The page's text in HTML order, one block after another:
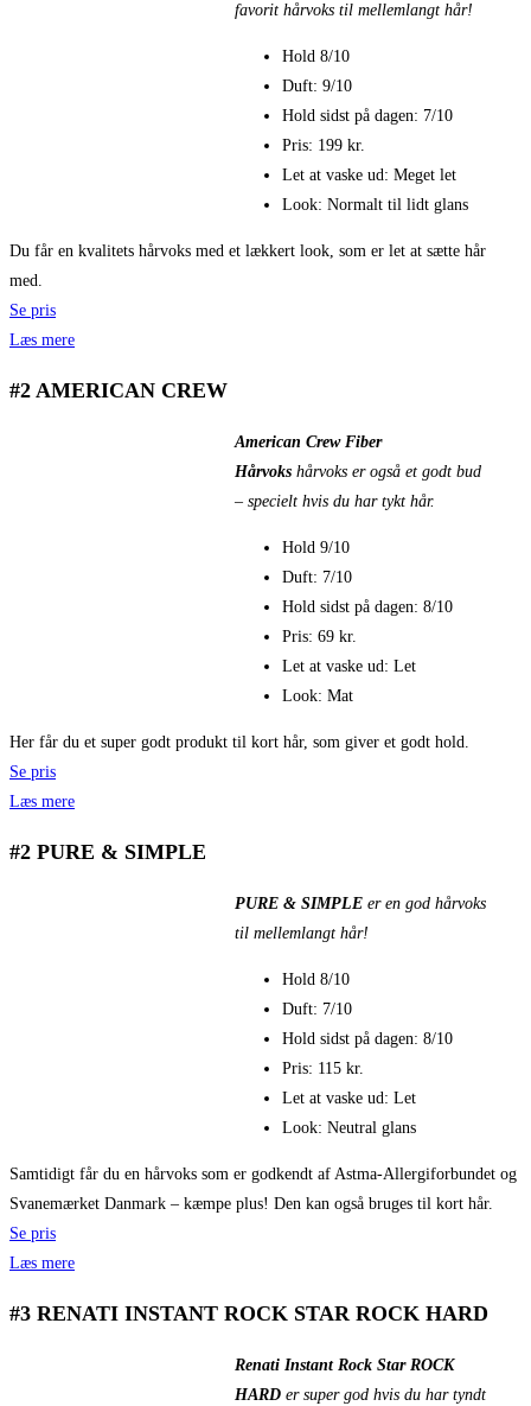
favorit hårvoks til mellemlangt hår!
Hold 8/10
Duft: 9/10
Hold sidst på dagen: 7/10
Pris: 199 kr.
Let at vaske ud: Meget let
Look: Normalt til lidt glans
Du får en kvalitets hårvoks med et lækkert look, som er let at sætte hår
med.
Se pris
Læs mere
#2 AMERICAN CREW
American Crew Fiber
Hårvoks hårvoks er også et godt bud
– specielt hvis du har tykt hår.
Hold 9/10
Duft: 7/10
Hold sidst på dagen: 8/10
Pris: 69 kr.
Let at vaske ud: Let
Look: Mat
Her får du et super godt produkt til kort hår, som giver et godt hold.
Se pris
Læs mere
#2 PURE & SIMPLE
PURE & SIMPLE er en god hårvoks
til mellemlangt hår!
Hold 8/10
Duft: 7/10
Hold sidst på dagen: 8/10
Pris: 115 kr.
Let at vaske ud: Let
Look: Neutral glans
Samtidigt får du en hårvoks som er godkendt af Astma-Allergiforbundet og
Svanemærket Danmark – kæmpe plus! Den kan også bruges til kort hår.
Se pris
Læs mere
#3 RENATI INSTANT ROCK STAR ROCK HARD
Renati Instant Rock Star ROCK
HARD er super god hvis du har tyndt